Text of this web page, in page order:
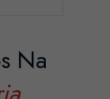
Na